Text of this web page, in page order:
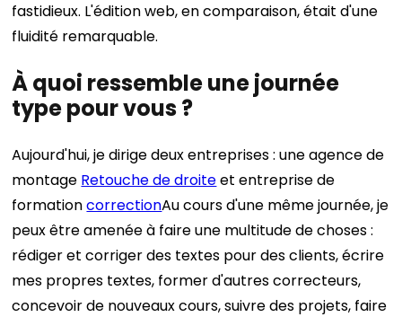
fastidieux. L'édition web, en comparaison, était d'une
fluidité remarquable.
À quoi ressemble une journée
type pour vous ?
Aujourd'hui, je dirige deux entreprises : une agence de
montage Retouche de droiteet entreprise de
formationcorrectionAu cours d'une même journée, je
peux être amenée à faire une multitude de choses :
rédiger et corriger des textes pour des clients, écrire
mes propres textes, former d'autres correcteurs,
concevoir de nouveaux cours, suivre des projets, faire